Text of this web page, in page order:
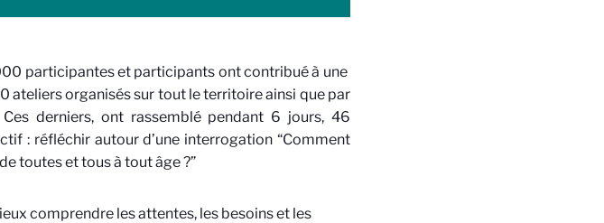
participantes et participants ont contribué à une
ateliers organisés sur tout le territoire ainsi que par
derniers, ont rassemblé pendant 6 jours, 46
: réfléchir autour d’une interrogation “Comment
toutes et tous à tout âge ?”
comprendre les attentes, les besoins et les